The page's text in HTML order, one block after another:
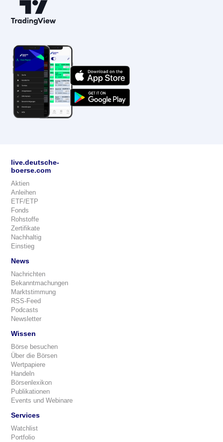
live.deutsche-
boerse.com
Aktien
Anleihen
ETF/ETP
Fonds
Rohstoffe
Zertifikate
Nachhaltig
Einstieg
News
Nachrichten
Bekanntmachungen
Marktstimmung
RSS-Feed
Podcasts
Newsletter
Wissen
Börse besuchen
Über die Börsen
Wertpapiere
Handeln
Börsenlexikon
Publikationen
Events und Webinare
Services
Watchlist
Portfolio